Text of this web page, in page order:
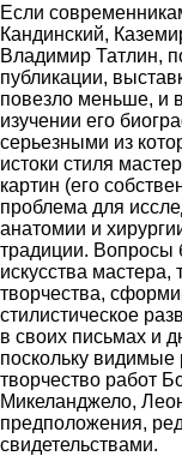
Если
Кандинский,
Владимир Татлин,
публикации,
повезло меньше, и
изучении его
серьезными из
истоки стиля
картин (его
проблема для
анатомии и
традиции. Вопросы
искусства мастера,
творчества,
стилистическое
в своих письмах и
поскольку видимые
творчество работ
Микеланджело,
предположения,
свидетельствами.